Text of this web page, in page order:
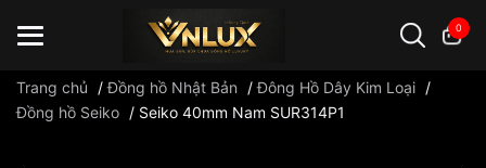
0
Trang chủ /Đồng hồ Nhật Bản /Đông Hồ Dây Kim Loại /
Đồng hồ Seiko / Seiko 40mm Nam SUR314P1